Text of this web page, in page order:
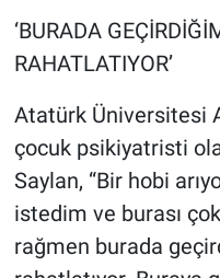
‘BURADA
RAHATLATIYOR’
Atatürk Üniversitesi
çocuk psikiyatristi
Saylan, “Bir hobi
istedim ve burası
rağmen burada